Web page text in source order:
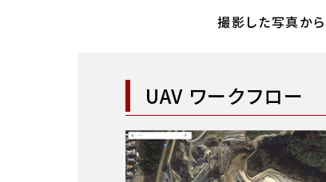
撮影した写真か
UAV ワークフロー